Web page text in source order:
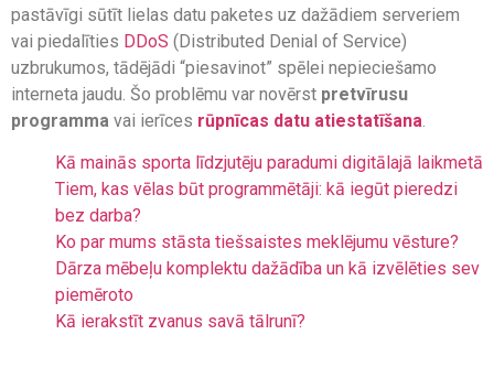
pastāvīgi sūtīt lielas datu paketes uz dažādiem serveriem
vai piedalīties DDoS (Distributed Denial of Service)
uzbrukumos, tādējādi “piesavinot” spēlei nepieciešamo
interneta jaudu. Šo problēmu var novērst pretvīrusu
programma vai ierīces rūpnīcas datu atiestatīšana
Kā mainās sporta līdzjutēju paradumi digitālajā laikmetā
Tiem, kas vēlas būt programmētāji: kā iegūt pieredzi
bez darba?
Ko par mums stāsta tiešsaistes meklējumu vēsture?
Dārza mēbeļu komplektu dažādība un kā izvēlēties sev
piemēroto
Kā ierakstīt zvanus savā tālrunī?